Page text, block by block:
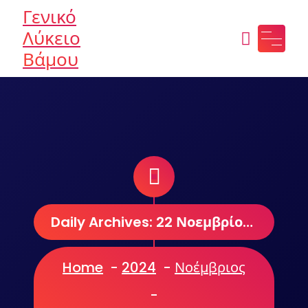
content
Γενικό
Λύκειο
Βάμου
Daily Archives: 22 Νοεμβρίου, 2024
Home - 2024 - Νοέμβριος
-